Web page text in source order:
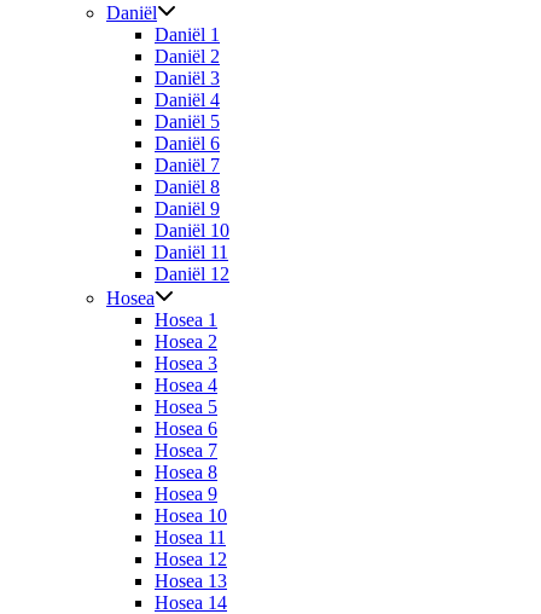
Daniël
Daniël 1
Daniël 2
Daniël 3
Daniël 4
Daniël 5
Daniël 6
Daniël 7
Daniël 8
Daniël 9
Daniël 10
Daniël 11
Daniël 12
Hosea
Hosea 1
Hosea 2
Hosea 3
Hosea 4
Hosea 5
Hosea 6
Hosea 7
Hosea 8
Hosea 9
Hosea 10
Hosea 11
Hosea 12
Hosea 13
Hosea 14